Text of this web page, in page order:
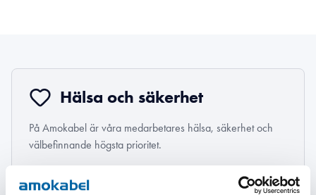
Hälsa och säkerhet
På Amokabel är våra medarbetares hälsa, säkerhet och
välbefinnande högsta prioritet.
Läs mer